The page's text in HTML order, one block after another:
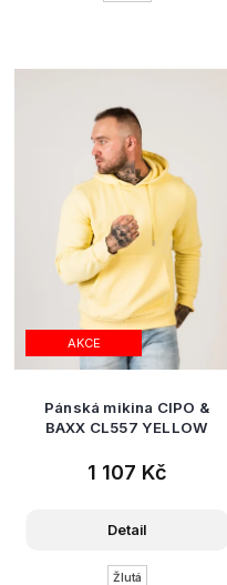
AKCE
Pánská mikina CIPO &
BAXX CL557 YELLOW
1 107 Kč
Detail
Žlutá